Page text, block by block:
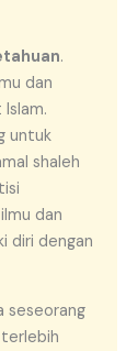
.
dan
untuk
shaleh
dan
diri dengan
seseorang